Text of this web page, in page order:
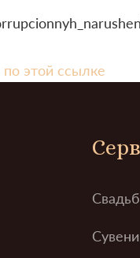
по этой ссылке